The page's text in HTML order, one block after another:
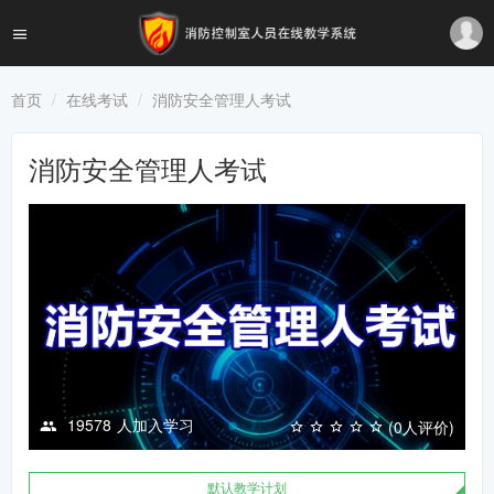
首页 在线考试 消防安全管理人考试
消防安全管理人考试
19578 人加入学习 (0人评价)
默认教学计划